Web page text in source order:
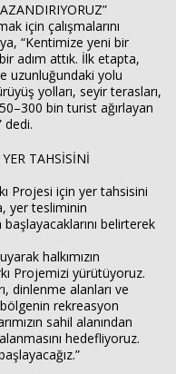
için çalışmalarını
“Kentimize yeni bir
adım attık. İlk etapta,
uzunluğundaki yolu
yolları, seyir terasları,
bin turist ağırlayan
dedi.
TAHSİSİNİ
Projesi için yer tahsisini
yer tesliminin
belirterek
halkımızın
Projemizi yürütüyoruz.
dinlenme alanları ve
rekreasyon
sahil alanından
hedefliyoruz.